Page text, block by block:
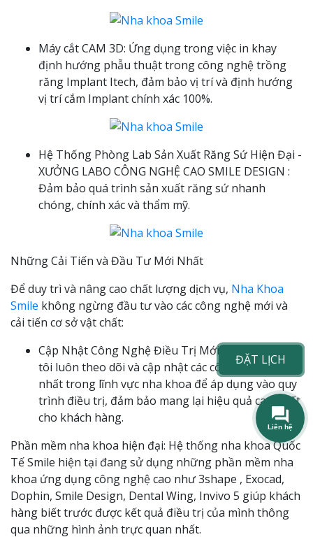
Máy cắt CAM 3D: Ứng dụng trong việc in khay
định hướng phẫu thuật trong công nghệ trồng
răng Implant Itech, đảm bảo vị trí và định hướng
vị trí cắm Implant chính xác 100%.
Hệ Thống Phòng Lab Sản Xuất Răng Sứ Hiện Đại -
XƯỞNG LABO CÔNG NGHỆ CAO SMILE DESIGN :
Đảm bảo quá trình sản xuất răng sứ nhanh
chóng, chính xác và thẩm mỹ.
Những Cải Tiến và Đầu Tư Mới Nhất
Để duy trì và nâng cao chất lượng dịch vụ, Nha Khoa
Smile không ngừng đầu tư vào các công nghệ mới và
cải tiến cơ sở vật chất:
Cập Nhật Công Nghệ Điều Trị Mới Nhất: Chúng
tôi luôn theo dõi và cập nhật các công nghệ mới
nhất trong lĩnh vực nha khoa để áp dụng vào quy
trình điều trị, đảm bảo mang lại hiệu quả cao nhất
cho khách hàng.
Phần mềm nha khoa hiện đại: Hệ thống nha khoa Quốc
Tế Smile hiện tại đang sử dụng những phần mềm nha
khoa ứng dụng công nghệ cao như 3shape , Exocad,
Dophin, Smile Design, Dental Wing, Invivo 5 giúp khách
hàng biết trước được kết quả điều trị của mình thông
qua những hình ảnh trực quan nhất.
ĐẶT LỊCH